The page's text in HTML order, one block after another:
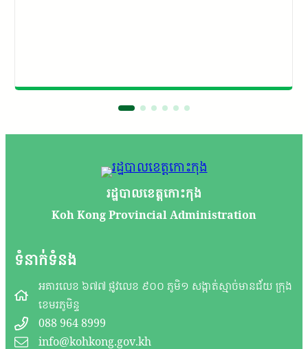
រដ្ឋបាលខេត្តកោះកុង
Koh Kong Provincial Administration
ទំនាក់ទំនង
អគារលេខ ៦៧៧ ផ្លូវលេខ ៩០០ ភូមិ១ សង្កាត់ស្មាច់មានជ័យ ក្រុង
ខេមរភូមិន្ទ
088 964 8999
info@kohkong.gov.kh